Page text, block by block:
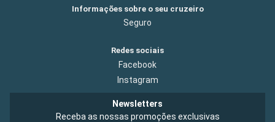
Informações sobre o seu cruzeiro
Seguro
Redes sociais
Facebook
Instagram
Newsletters
Receba as nossas promoções exclusivas